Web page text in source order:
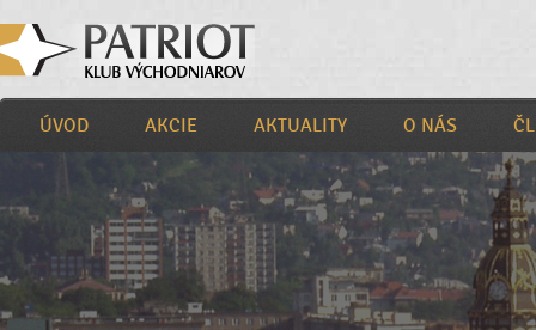
ÚVOD AKCIE AKTUALITY O NÁS